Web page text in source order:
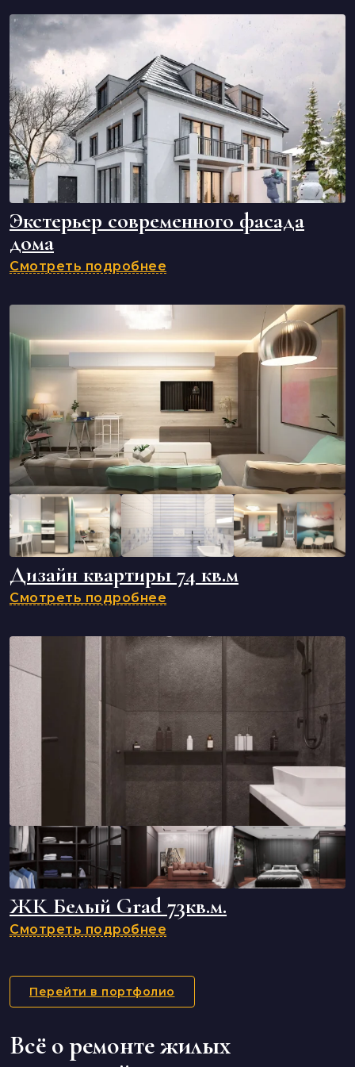
Экстерьер современного фасада
дома
Смотреть подробнее
Дизайн квартиры 74 кв.м
Смотреть подробнее
ЖК Белый Grad 73кв.м.
Смотреть подробнее
Перейти в портфолио
Всё о ремонте жилых